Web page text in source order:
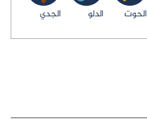
الحوت الدلو الجدي